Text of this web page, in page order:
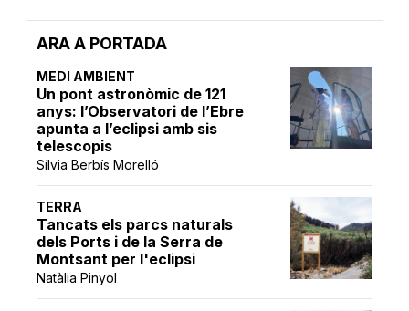
ARA A PORTADA
MEDI AMBIENT
Un pont astronòmic de 121
anys: l’Observatori de l’Ebre
apunta a l’eclipsi amb sis
telescopis
Sílvia Berbís Morelló
TERRA
Tancats els parcs naturals
dels Ports i de la Serra de
Montsant per l'eclipsi
Natàlia Pinyol